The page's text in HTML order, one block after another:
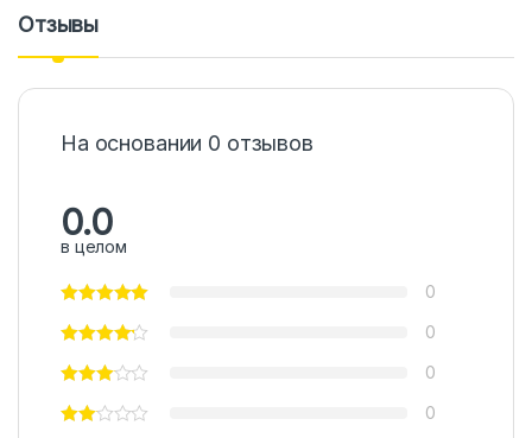
Отзывы
На основании 0 отзывов
0.0
в целом
0
0
0
0